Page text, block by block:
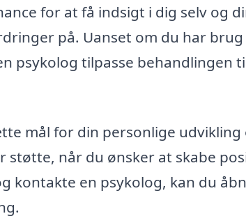
for at få indsigt i dig selv og
på. Uanset om du har
psykolog tilpasse behandlingen
mål for din personlige udvikling
når du ønsker at skabe
kontakte en psykolog, kan du